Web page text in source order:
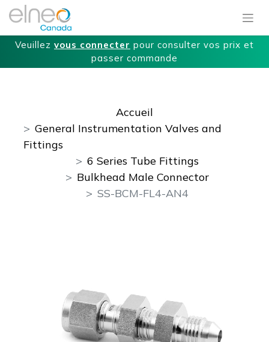
Veuillez vous connecter pour consulter vos prix et
passer commande
Accueil
General Instrumentation Valves and
Fittings
6 Series Tube Fittings
Bulkhead Male Connector
SS-BCM-FL4-AN4